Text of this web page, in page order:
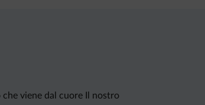
viene dal cuore Il nostro